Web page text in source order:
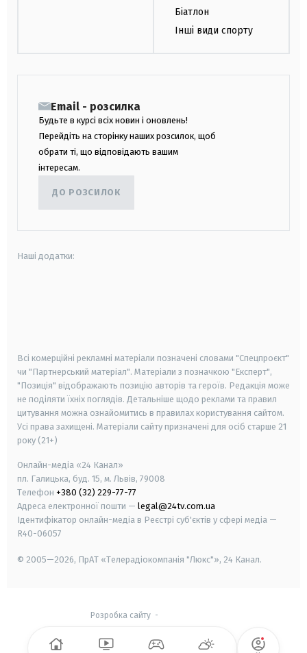
Біатлон
Інші види спорту
Email - розсилка
Будьте в курсі всіх новин і оновлень!
Перейдіть на сторінку наших розсилок, щоб
обрати ті, що відповідають вашим
інтересам.
ДО РОЗСИЛОК
Наші додатки:
Всі комерційні рекламні матеріали позначені словами "Спецпроєкт"
чи "Партнерський матеріал". Матеріали з позначкою "Експерт",
"Позиція" відображають позицію авторів та героїв. Редакція може
не поділяти їхніх поглядів. Детальніше щодо реклами та правил
цитування можна ознайомитись в правилах користування сайтом.
Усі права захищені. Матеріали сайту призначені для осіб старше 21
року (21+)
Онлайн-медіа «24 Канал»
пл. Галицька, буд. 15, м. Львів, 79008
Телефон +380 (32) 229-77-77
Адреса електронної пошти — legal@24tv.com.ua
Ідентифікатор онлайн-медіа в Реєстрі суб'єктів у сфері медіа —
R40-06057
© 2005—2026, ПрАТ «Телерадіокомпанія "Люкс"», 24 Канал.
Розробка сайту-